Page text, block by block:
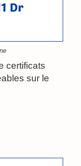
Dr
certificats
sur le